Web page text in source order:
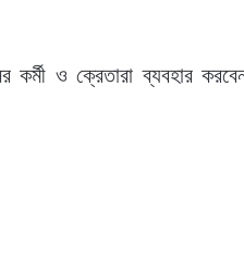
ও ক্রেতারা ব্যবহার